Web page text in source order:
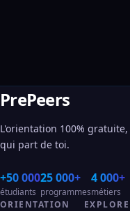
PrePeers
L'orientation 100% gratuite,
qui part de toi.
+50 000
étudiants
25 000+
programmes
4 000+
métiers
ORIENTATION